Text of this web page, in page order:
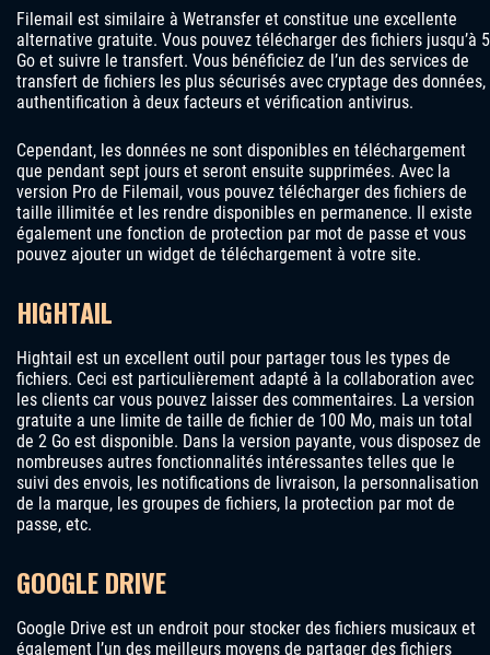
Filemail est similaire à Wetransfer et constitue une excellente
alternative gratuite. Vous pouvez télécharger des fichiers jusqu’à 5
Go et suivre le transfert. Vous bénéficiez de l’un des services de
transfert de fichiers les plus sécurisés avec cryptage des données,
authentification à deux facteurs et vérification antivirus.
Cependant, les données ne sont disponibles en téléchargement
que pendant sept jours et seront ensuite supprimées. Avec la
version Pro de Filemail, vous pouvez télécharger des fichiers de
taille illimitée et les rendre disponibles en permanence. Il existe
également une fonction de protection par mot de passe et vous
pouvez ajouter un widget de téléchargement à votre site.
HIGHTAIL
Hightail est un excellent outil pour partager tous les types de
fichiers. Ceci est particulièrement adapté à la collaboration avec
les clients car vous pouvez laisser des commentaires. La version
gratuite a une limite de taille de fichier de 100 Mo, mais un total
de 2 Go est disponible. Dans la version payante, vous disposez de
nombreuses autres fonctionnalités intéressantes telles que le
suivi des envois, les notifications de livraison, la personnalisation
de la marque, les groupes de fichiers, la protection par mot de
passe, etc.
GOOGLE DRIVE
Google Drive est un endroit pour stocker des fichiers musicaux et
également l’un des meilleurs moyens de partager des fichiers